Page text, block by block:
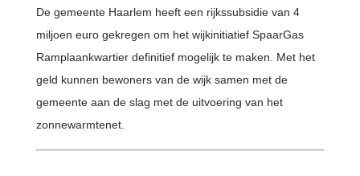
De gemeente Haarlem heeft een rijkssubsidie van 4
miljoen euro gekregen om het wijkinitiatief SpaarGas
Ramplaankwartier definitief mogelijk te maken. Met het
geld kunnen bewoners van de wijk samen met de
gemeente aan de slag met de uitvoering van het
zonnewarmtenet.